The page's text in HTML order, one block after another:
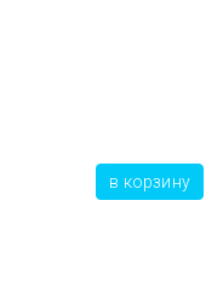
в корзину